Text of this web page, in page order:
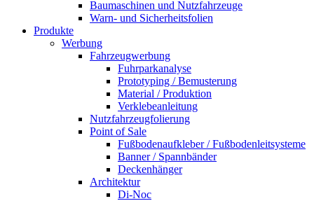
Baumaschinen und Nutzfahrzeuge
Warn- und Sicherheitsfolien
Produkte
Werbung
Fahrzeugwerbung
Fuhrparkanalyse
Prototyping / Bemusterung
Material / Produktion
Verklebeanleitung
Nutzfahrzeugfolierung
Point of Sale
Fußbodenaufkleber / Fußbodenleitsysteme
Banner / Spannbänder
Deckenhänger
Architektur
Di-Noc